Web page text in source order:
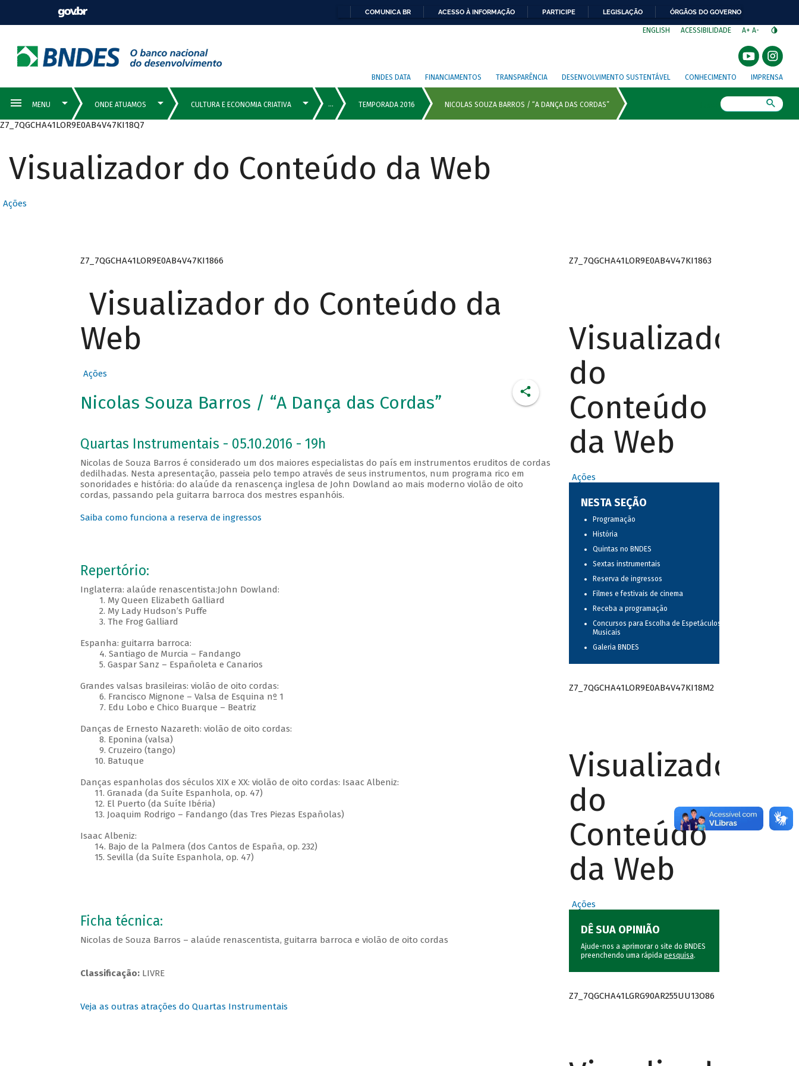
COMUNICA BR ACESSO À INFORMAÇÃO PARTICIPE LEGISLAÇÃO ÓRGÃOS DO GOVERNO
ENGLISH ACESSIBILIDADE A+ A-
BNDES DATA FINANCIAMENTOS TRANSPARÊNCIA DESENVOLVIMENTO SUSTENTÁVEL CONHECIMENTO IMPRENSA
Z7_7QGCHA41LOR9E0AB4V47KI18Q7
Visualizador do Conteúdo da Web
Ações
Z7_7QGCHA41LOR9E0AB4V47KI1866
Visualizador do Conteúdo da
Web
Ações
Nicolas Souza Barros / “A Dança das Cordas”
Quartas Instrumentais - 05.10.2016 - 19h
Nicolas de Souza Barros é considerado um dos maiores especialistas do país em instrumentos eruditos de cordas
dedilhadas. Nesta apresentação, passeia pelo tempo através de seus instrumentos, num programa rico em
sonoridades e história: do alaúde da renascença inglesa de John Dowland ao mais moderno violão de oito
cordas, passando pela guitarra barroca dos mestres espanhóis.
Saiba como funciona a reserva de ingressos
Repertório:
Inglaterra: alaúde renascentista:John Dowland:
1. My Queen Elizabeth Galliard
2. My Lady Hudson’s Puffe
3. The Frog Galliard
Espanha: guitarra barroca:
4. Santiago de Murcia – Fandango
5. Gaspar Sanz – Españoleta e Canarios
Grandes valsas brasileiras: violão de oito cordas:
6. Francisco Mignone – Valsa de Esquina nº 1
7. Edu Lobo e Chico Buarque – Beatriz
Danças de Ernesto Nazareth: violão de oito cordas:
8. Eponina (valsa)
9. Cruzeiro (tango)
10. Batuque
Danças espanholas dos séculos XIX e XX: violão de oito cordas: Isaac Albeniz:
11. Granada (da Suíte Espanhola, op. 47)
12. El Puerto (da Suíte Ibéria)
13. Joaquim Rodrigo – Fandango (das Tres Piezas Españolas)
Isaac Albeniz:
14. Bajo de la Palmera (dos Cantos de España, op. 232)
15. Sevilla (da Suíte Espanhola, op. 47)
Ficha técnica:
Nicolas de Souza Barros – alaúde renascentista, guitarra barroca e violão de oito cordas
Classificação:LIVRE
Veja as outras atrações do Quartas Instrumentais
Z7_7QGCHA41LOR9E0AB4V47KI1863
Visualizador
do
Conteúdo
da Web
Ações
NESTA SEÇÃO
Programação
História
Quintas no BNDES
Sextas instrumentais
Reserva de ingressos
Filmes e festivais de cinema
Receba a programação
Concursos para Escolha de Espetáculos
Musicais
Galeria BNDES
Z7_7QGCHA41LOR9E0AB4V47KI18M2
Visualizador
do
Conteúdo
da Web
Ações
DÊ SUA OPINIÃO
Ajude-nos a aprimorar o site do BNDES
preenchendo uma rápida pesquisa.
Z7_7QGCHA41LGRG90AR255UU13O86